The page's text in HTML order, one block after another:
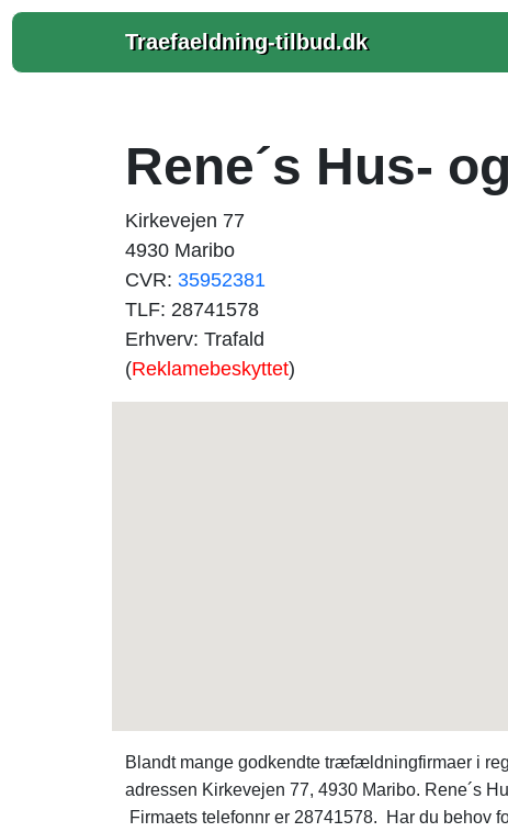
Traefaeldning-tilbud.dk
Rene´s Hus-
Kirkevejen 77
4930 Maribo
CVR: 35952381
TLF: 28741578
Erhverv: Trafald
(Reklamebeskyttet)
Blandt mange godkendte træfældningfirmaer i
adressen Kirkevejen 77, 4930 Maribo. Rene´s
Firmaets telefonnr er 28741578. Har du behov